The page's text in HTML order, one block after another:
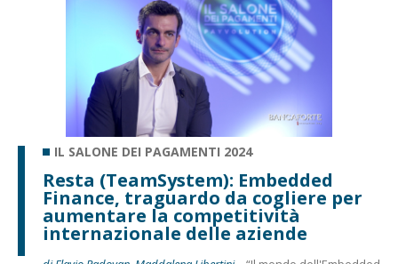
IL SALONE DEI PAGAMENTI 2024
Resta (TeamSystem): Embedded
Finance, traguardo da cogliere per
aumentare la competitività
internazionale delle aziende